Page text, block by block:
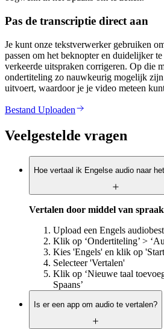
Pas de transcriptie direct aan
Je kunt onze tekstverwerker gebruiken
passen om het beknopter en duidelijker
verkeerde uitspraken corrigeren. Op die
ondertiteling zo nauwkeurig mogelijk
uitvoert, waardoor je je video meteen
Bestand Uploaden
Veelgestelde vragen
Hoe vertaal ik Engelse audio naar
Vertalen door middel van spraak
Upload een Engels
Klik op ‘Ondertiteling’ >
Kies 'Engels' en klik op
Selecteer 'Vertalen'
Klik op ‘Nieuwe taal
Spaans’
Is er een app om audio te vertalen?